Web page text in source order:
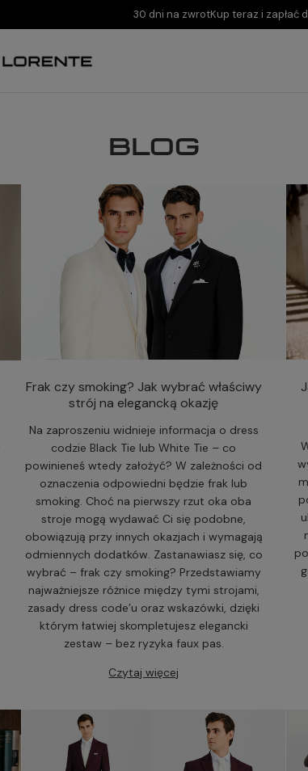
30 dni na zwrotKup teraz i zapłać
Blog
Frak czy smoking? Jak wybrać właściwy
strój na elegancką okazję
Na zaproszeniu widnieje informacja o dress
codzie Black Tie lub White Tie – co
powinieneś wtedy założyć? W zależności od
oznaczenia odpowiedni będzie frak lub
smoking. Choć na pierwszy rzut oka oba
stroje mogą wydawać Ci się podobne,
obowiązują przy innych okazjach i wymagają
odmiennych dodatków. Zastanawiasz się, co
wybrać – frak czy smoking? Przedstawiamy
najważniejsze różnice między tymi strojami,
zasady dress code’u oraz wskazówki, dzięki
którym łatwiej skompletujesz elegancki
zestaw – bez ryzyka faux pas.
Czytaj więcej